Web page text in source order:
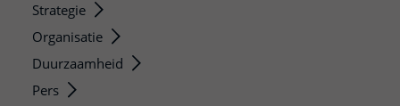
Strategie
Organisatie
Duurzaamheid
Pers